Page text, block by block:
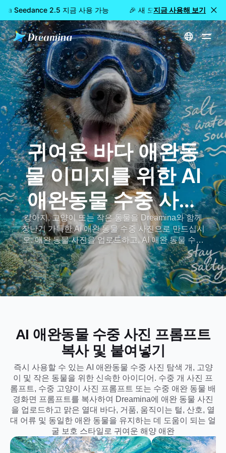
Seedance 2.5 지금 사용 가능 🎉 새 모델 출시: Dreamina
지금 사용해 보기
홈 AI 애완동물 수중 사진 생성기: 귀여운 바다 애완동물 사진
귀여운 바다 애완동
물 이미지를 위한 AI
애완동물 수중 사진
생성기
강아지, 고양이 또는 작은 동물을 Dreamina와 함께
장난기 가득한 AI 애완 동물 수중 사진으로 만드십시
오. 애완 동물 사진을 업로드하고, AI 애완 동물 수중
사진 프롬프트를 복사하고, 맑은 푸른 물, 부드러운
거품, 움직이는 털, 열대어, 고프로 스타일의 깊이로
귀여운 수중 바다 풍경을 연출하는 동시에 애완 동물
의 얼굴, 털 및 표정을 유지하도록 도와줍니다. 개 수
중 사진, 고양이 수중 장면, 수중 애완 동물 배경화면
게 생성하고 공유할 수 있도록 합니다.
AI 애완동물 수중 사진 프롬프트
복사 및 붙여넣기
즉시 사용할 수 있는 AI 애완동물 수중 사진 탐색 개, 고양
이 및 작은 동물을 위한 신속한 아이디어. 수중 개 사진 프
롬프트, 수중 고양이 사진 프롬프트 또는 수중 애완 동물 배
경화면 프롬프트를 복사하여 Dreamina에 애완 동물 사진
을 업로드하고 맑은 열대 바다, 거품, 움직이는 털, 산호, 열
대 어류 및 동일한 애완 동물을 유지하는 데 도움이 되는 얼
굴 보호 스타일로 귀여운 해양 애완